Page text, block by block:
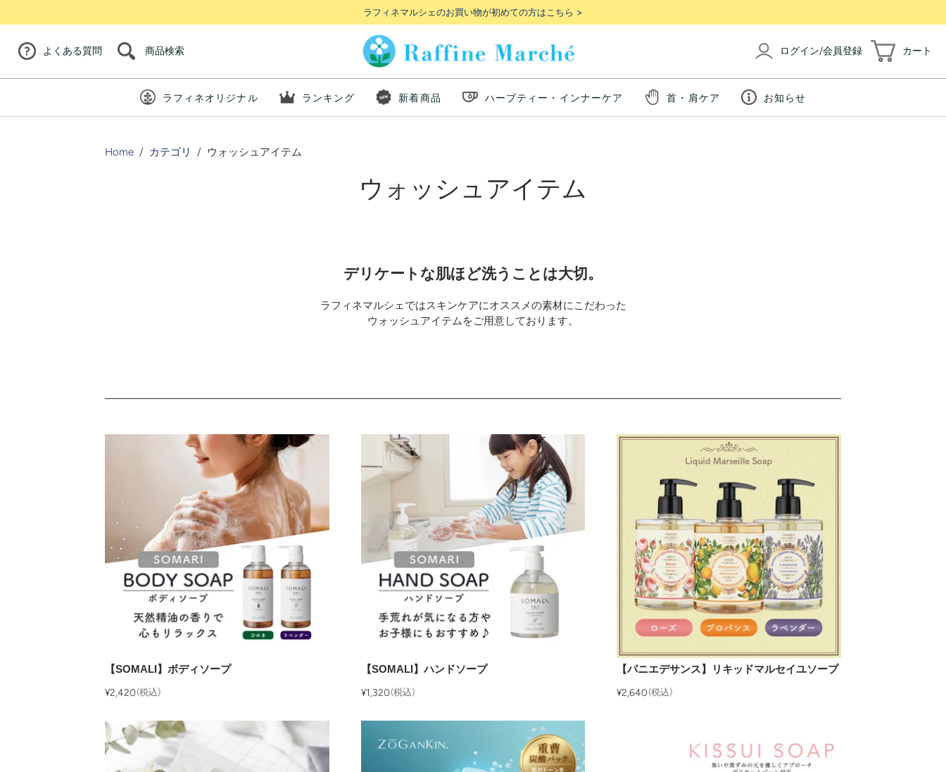
ラフィネマルシェのお買い物が初めての方はこちら >
よくある質問 商品検索 ログイン/会員登録 カート
ラフィネオリジナル ランキング 新着商品 ハーブティー・インナーケア 首・肩ケア お知らせ
Home / カテゴリ / ウォッシュアイテム
ウォッシュアイテム
デリケートな肌ほど洗うことは大切。
ラフィネマルシェではスキンケアにオススメの素材にこだわった
ウォッシュアイテムをご用意しております。
【SOMALI】ボディソープ
¥2,420(税込)
【SOMALI】ハンドソープ
¥1,320(税込)
【パニエデサンス】リキッドマルセイユソープ
¥2,640(税込)